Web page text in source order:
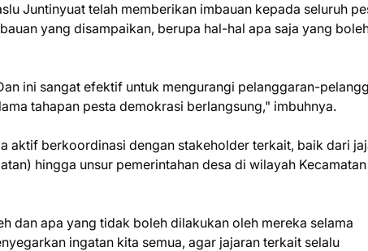
Juntinyuat telah memberikan imbauan kepada seluruh
yang disampaikan, berupa hal-hal apa saja yang
ini sangat efektif untuk mengurangi pelanggaran-
tahapan pesta demokrasi berlangsung," imbuhnya.
aktif berkoordinasi dengan stakeholder terkait, baik dari
hingga unsur pemerintahan desa di wilayah Kecamatan
dan apa yang tidak boleh dilakukan oleh mereka selama
ingatan kita semua, agar jajaran terkait selalu